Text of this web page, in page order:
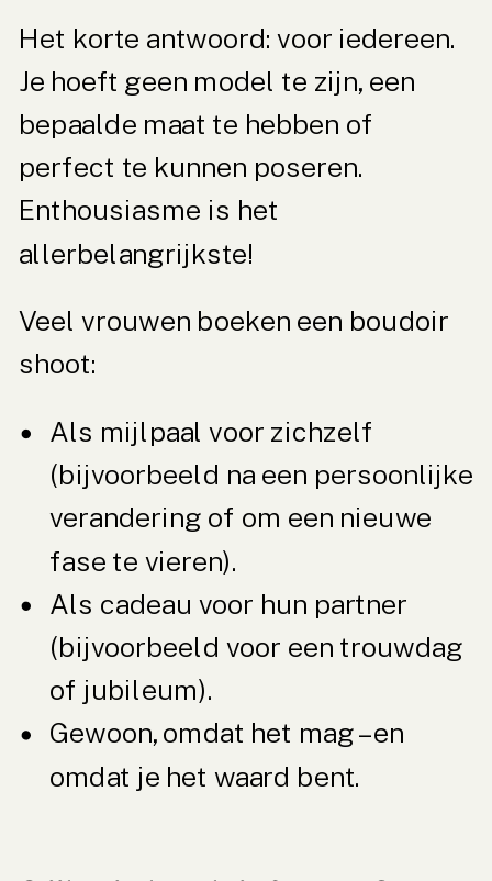
Het korte antwoord: voor iedereen.
Je hoeft geen model te zijn, een
bepaalde maat te hebben of
perfect te kunnen poseren.
Enthousiasme is het
allerbelangrijkste!
Veel vrouwen boeken een boudoir
shoot:
Als mijlpaal voor zichzelf
(bijvoorbeeld na een persoonlijke
verandering of om een nieuwe
fase te vieren).
Als cadeau voor hun partner
(bijvoorbeeld voor een trouwdag
of jubileum).
Gewoon, omdat het mag – en
omdat je het waard bent.